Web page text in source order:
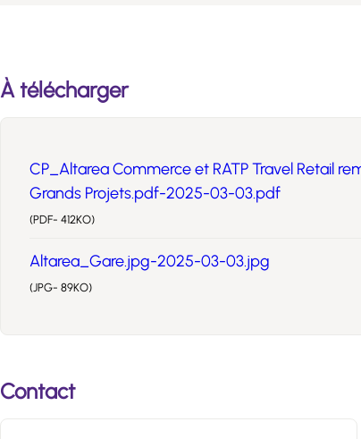
À télécharger
CP_Altarea Commerce et RATP Travel Retail
Grands Projets.pdf-2025-03-03.pdf
(PDF- 412KO)
Altarea_Gare.jpg-2025-03-03.jpg
(JPG- 89KO)
Contact